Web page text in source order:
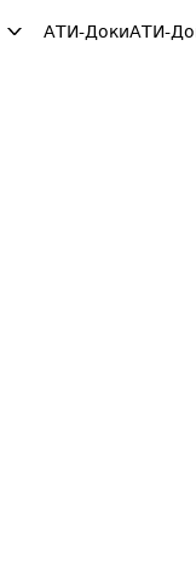
АТИ-ДокиАТИ-